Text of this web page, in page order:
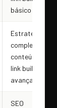
básico
Estratégia
completa +
conteúdo +
link building
avançado
SEO